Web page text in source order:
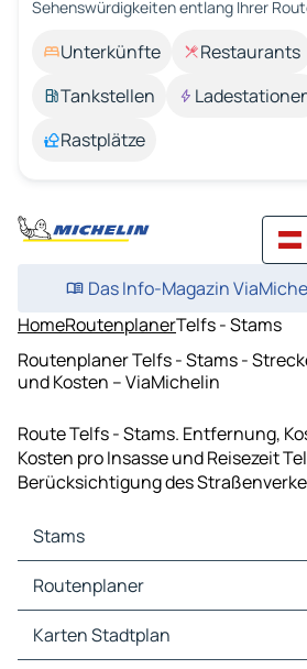
Sehenswürdigkeiten entlang Ihrer
Unterkünfte Restaurants
Tankstellen
Rastplätze
Das Info-Magazin
HomeRoutenplanerTelfs - Stams
Routenplaner Telfs - Stams -
und Kosten – ViaMichelin
Route Telfs - Stams. Entfernung,
Kosten pro Insasse und Reisezeit
Berücksichtigung des
Stams
Stams Karten Stadtplan
Stams Verkehr
Stams Hotels
Stams Restaurants
Routenplaner
Routenplaner Stams - Innsbruck
Routenplaner Stams - Ehrwald
Karten Stadtplan